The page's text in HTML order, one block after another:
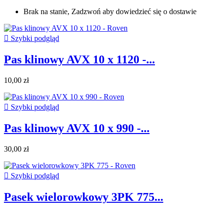
Brak na stanie, Zadzwoń aby dowiedzieć się o dostawie
 Szybki podgląd
Pas klinowy AVX 10 x 1120 -...
10,00 zł
 Szybki podgląd
Pas klinowy AVX 10 x 990 -...
30,00 zł
 Szybki podgląd
Pasek wielorowkowy 3PK 775...